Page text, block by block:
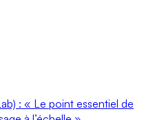
: « Le point essentiel de